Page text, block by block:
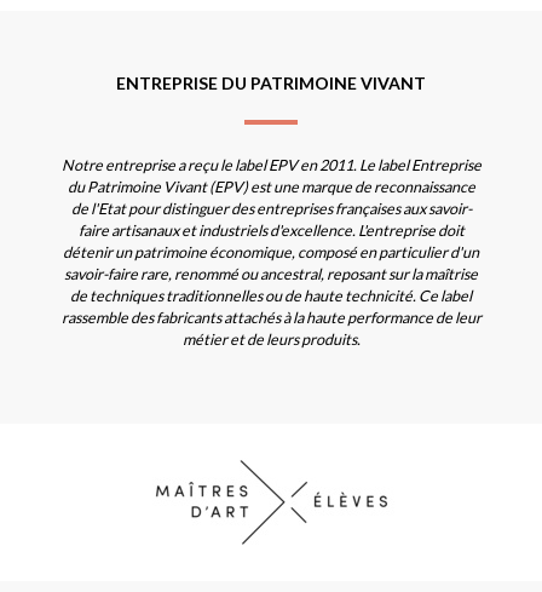
ENTREPRISE DU PATRIMOINE VIVANT
Notre entreprise a reçu le label EPV en 2011. Le label Entreprise
du Patrimoine Vivant (EPV) est une marque de reconnaissance
de l'Etat pour distinguer des entreprises françaises aux savoir-
faire artisanaux et industriels d'excellence. L'entreprise doit
détenir un patrimoine économique, composé en particulier d'un
savoir-faire rare, renommé ou ancestral, reposant sur la maîtrise
de techniques traditionnelles ou de haute technicité. Ce label
rassemble des fabricants attachés à la haute performance de leur
métier et de leurs produits.